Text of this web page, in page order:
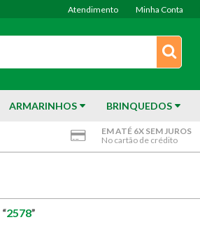
Atendimento Minha Conta
ARMARINHOS BRINQUEDOS
EM ATÉ 6X SEM JUROS
No cartão de crédito
2578